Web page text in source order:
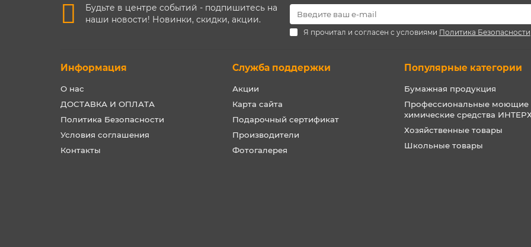
Будьте в центре событий - подпишитесь на
наши новости! Новинки, скидки, акции.
Я прочитал и согласен с условиями Политика Безопасности
Информация
О нас
ДОСТАВКА И ОПЛАТА
Политика Безопасности
Условия соглашения
Контакты
Служба поддержки
Акции
Карта сайта
Подарочный сертификат
Производители
Фотогалерея
Популярные категории
Бумажная продукция
Профессиональные моющие
химические средства
Хозяйственные товары
Школьные товары